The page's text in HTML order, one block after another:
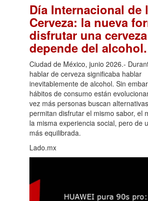
Día Internacional de
Cerveza: la nueva
disfrutar una
depende del alcohol.
Ciudad de México, junio 2026.-
hablar de cerveza significaba hablar
inevitablemente de alcohol. Sin
hábitos de consumo están
vez más personas buscan
permitan disfrutar el mismo sabor, el
la misma experiencia social, pero de
más equilibrada.
Lado.mx